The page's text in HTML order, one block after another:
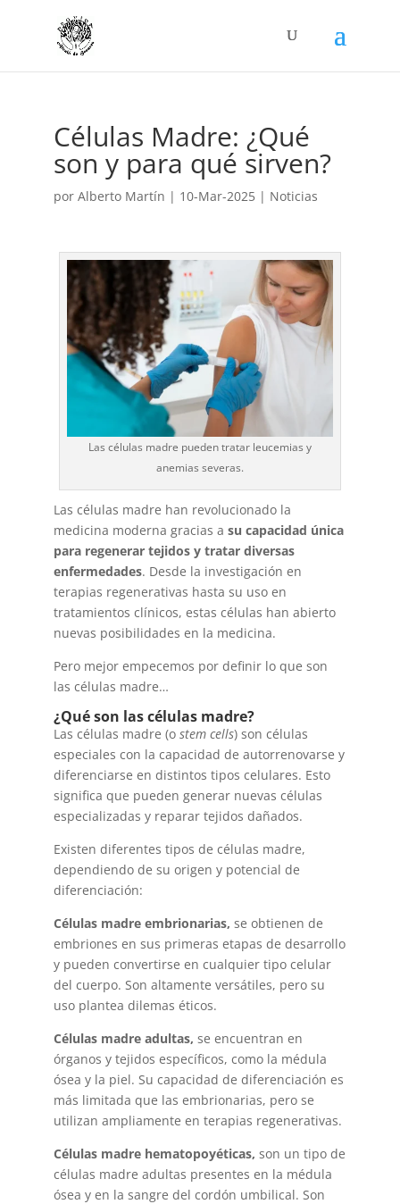
Células Madre: ¿Qué
son y para qué sirven?
por Alberto Martín | 10-Mar-2025| Noticias
Las células madre pueden tratar leucemias y
anemias severas.
Las células madre han revolucionado la
medicina moderna gracias a su capacidad única
para regenerar tejidos y tratar diversas
enfermedades. Desde la investigación en
terapias regenerativas hasta su uso en
tratamientos clínicos, estas células han abierto
nuevas posibilidades en la medicina.
Pero mejor empecemos por definir lo que son
las células madre…
¿Qué son las células madre?
Las células madre (o stem cells) son células
especiales con la capacidad de autorrenovarse y
diferenciarse en distintos tipos celulares. Esto
significa que pueden generar nuevas células
especializadas y reparar tejidos dañados.
Existen diferentes tipos de células madre,
dependiendo de su origen y potencial de
diferenciación:
Células madre embrionarias, se obtienen de
embriones en sus primeras etapas de desarrollo
y pueden convertirse en cualquier tipo celular
del cuerpo. Son altamente versátiles, pero su
uso plantea dilemas éticos.
Células madre adultas, se encuentran en
órganos y tejidos específicos, como la médula
ósea y la piel. Su capacidad de diferenciación es
más limitada que las embrionarias, pero se
utilizan ampliamente en terapias regenerativas.
Células madre hematopoyéticas, son un tipo de
células madre adultas presentes en la médula
ósea y en la sangre del cordón umbilical. Son